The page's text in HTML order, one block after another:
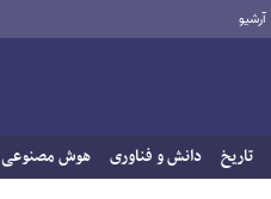
آرشیو
تاریخ دانش و فناوری هوش مصنوعی